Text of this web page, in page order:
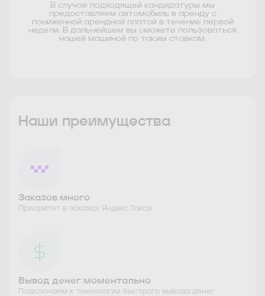
В случае подходящей кандидатуры мы
предоставляем автомобиль в аренду с
пониженной арендной платой в течение первой
недели. В дальнейшем вы сможете пользоваться
нашей машиной по таким ставкам.
Наши преимущества
Заказов много
Приоритет в заказах Яндекс.Такси
Вывод денег моментально
Подключаем к технологии быстрого вывода денег